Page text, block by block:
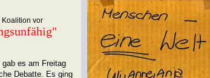
Koalition vor
es am Freitag
Debatte. Es ging